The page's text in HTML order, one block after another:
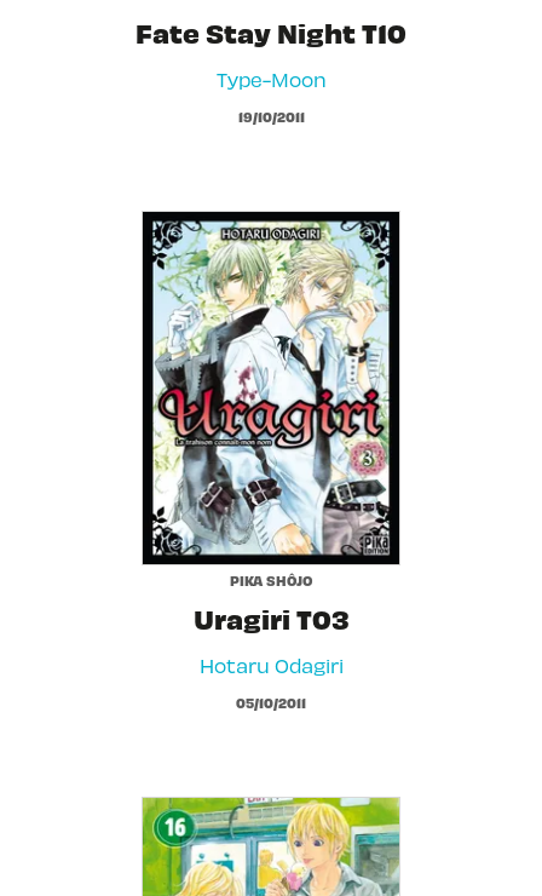
Fate Stay Night T10
Type-Moon
19/10/2011
PIKA SHÔJO
Uragiri T03
Hotaru Odagiri
05/10/2011